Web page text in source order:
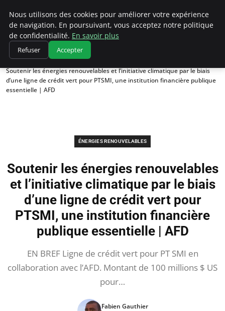
Climatedebtagents
Accueil
Énergies Renouvelables
Soutenir les énergies renouvelables et l’initiative climatique par le biais
d’une ligne de crédit vert pour PTSMI, une institution financière publique
essentielle | AFD
ÉNERGIES RENOUVELABLES
Soutenir les énergies renouvelables
et l’initiative climatique par le biais
d’une ligne de crédit vert pour
PTSMI, une institution financière
publique essentielle | AFD
EN BREF Ligne de crédit vert pour PT SMI en
collaboration avec l’AFD. Montant de 100 millions $ US
pour…
Fabien Gauthier
Nous utilisons des cookies pour améliorer votre expérience
de navigation. En poursuivant, vous acceptez notre politique
de confidentialité. En savoir plus
Refuser Accepter